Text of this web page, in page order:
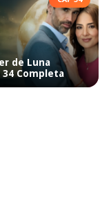
de Luna
34 Completa